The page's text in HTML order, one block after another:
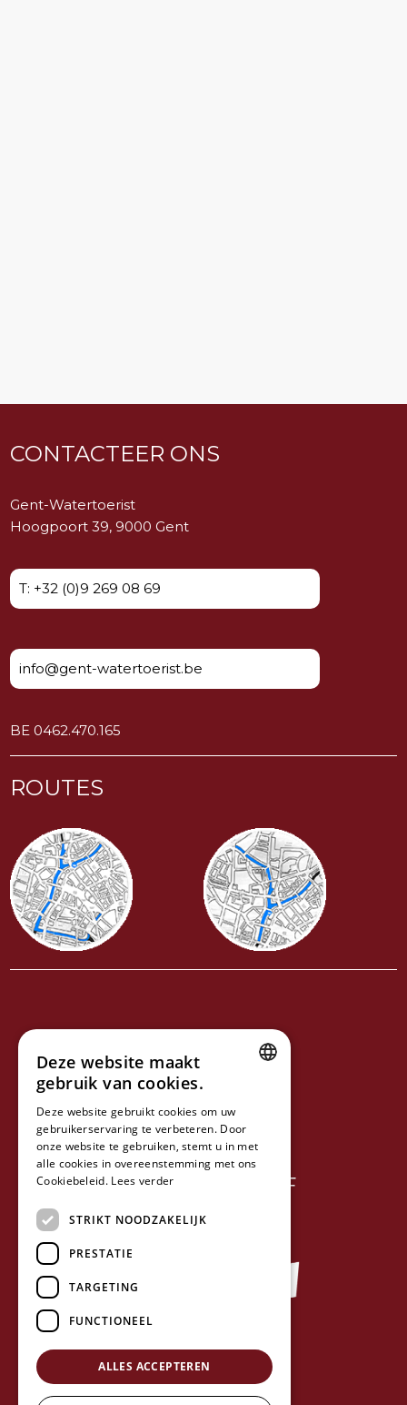
CONTACTEER ONS
Gent-Watertoerist
Hoogpoort 39, 9000 Gent
T: +32 (0)9 269 08 69
info@gent-watertoerist.be
BE 0462.470.165
ROUTES
VOLG ONS OP
NIEUWSBRIEF
ZUSTERBEDRIJF
FRENCH
ENGLISH
Deze website maakt
gebruik van cookies.
Deze website gebruikt cookies om uw
gebruikerservaring te verbeteren. Door
onze website te gebruiken, stemt u in met
alle cookies in overeenstemming met ons
Cookiebeleid. Lees verder
STRIKT NOODZAKELIJK
PRESTATIE
TARGETING
FUNCTIONEEL
ALLES ACCEPTEREN